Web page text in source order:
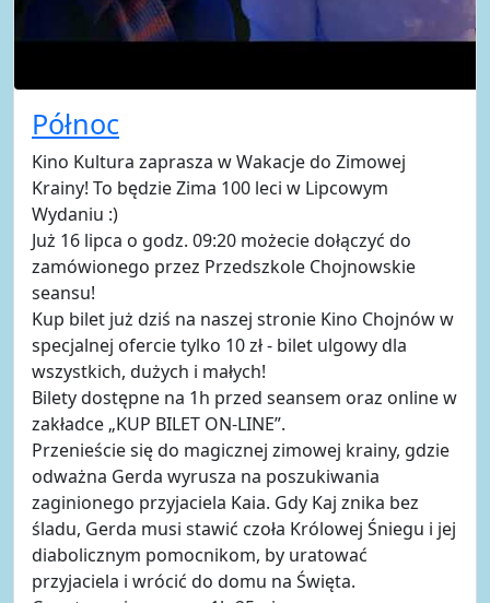
Północ
Kino Kultura zaprasza w Wakacje do Zimowej
Krainy! To będzie Zima 100 leci w Lipcowym
Wydaniu :)
Już 16 lipca o godz. 09:20 możecie dołączyć do
zamówionego przez Przedszkole Chojnowskie
seansu!
Kup bilet już dziś na naszej stronie Kino Chojnów w
specjalnej ofercie tylko 10 zł - bilet ulgowy dla
wszystkich, dużych i małych!
Bilety dostępne na 1h przed seansem oraz online w
zakładce „KUP BILET ON-LINE”.
Przenieście się do magicznej zimowej krainy, gdzie
odważna Gerda wyrusza na poszukiwania
zaginionego przyjaciela Kaia. Gdy Kaj znika bez
śladu, Gerda musi stawić czoła Królowej Śniegu i jej
diabolicznym pomocnikom, by uratować
przyjaciela i wrócić do domu na Święta.